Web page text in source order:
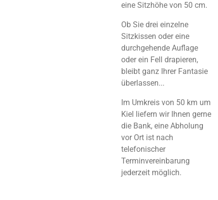
eine Sitzhöhe von 50 cm.
Ob Sie drei einzelne
Sitzkissen oder eine
durchgehende Auflage
oder ein Fell drapieren,
bleibt ganz Ihrer Fantasie
überlassen...
Im Umkreis von 50 km um
Kiel liefern wir Ihnen gerne
die Bank, eine Abholung
vor Ort ist nach
telefonischer
Terminvereinbarung
jederzeit möglich.